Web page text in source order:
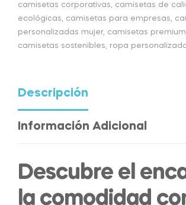
camisetas corporativas, camisetas de
ecológicas, camisetas para empresas,
personalizadas mujer, camisetas
camisetas sostenibles, ropa
Descripción
Información Adicional
Descubre el
la comodidad